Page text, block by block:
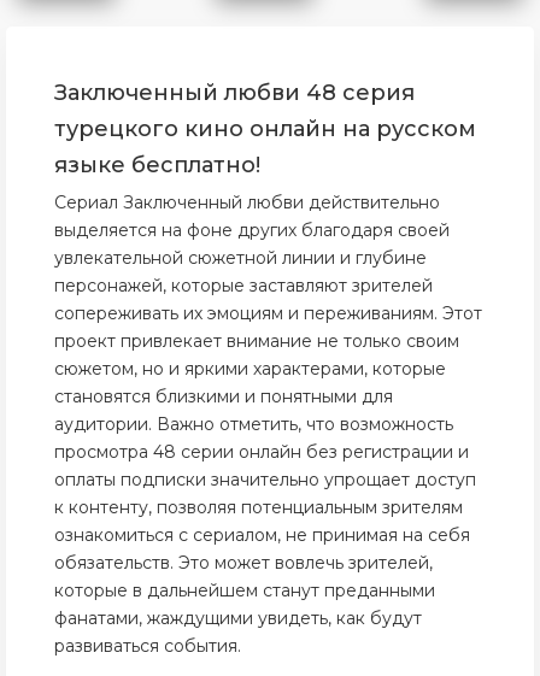
Заключенный любви 48 серия
турецкого кино онлайн на русском
языке бесплатно!
Сериал Заключенный любви действительно
выделяется на фоне других благодаря своей
увлекательной сюжетной линии и глубине
персонажей, которые заставляют зрителей
сопереживать их эмоциям и переживаниям. Этот
проект привлекает внимание не только своим
сюжетом, но и яркими характерами, которые
становятся близкими и понятными для
аудитории. Важно отметить, что возможность
просмотра 48 серии онлайн без регистрации и
оплаты подписки значительно упрощает доступ
к контенту, позволяя потенциальным зрителям
ознакомиться с сериалом, не принимая на себя
обязательств. Это может вовлечь зрителей,
которые в дальнейшем станут преданными
фанатами, жаждущими увидеть, как будут
развиваться события.